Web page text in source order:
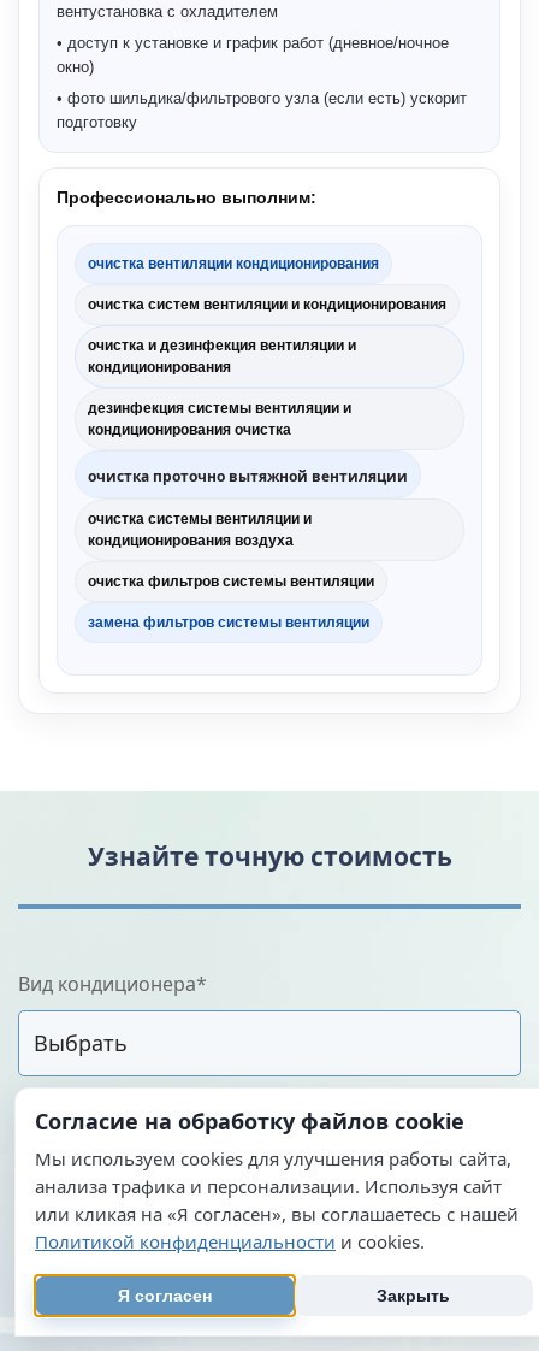
вентустановка с охладителем
• доступ к установке и график работ (дневное/ночное
окно)
• фото шильдика/фильтрового узла (если есть) ускорит
подготовку
Профессионально выполним:
очистка вентиляции кондиционирования
очистка систем вентиляции и кондиционирования
очистка и дезинфекция вентиляции и
кондиционирования
дезинфекция системы вентиляции и
кондиционирования очистка
очистка проточно вытяжной вентиляции
очистка системы вентиляции и
кондиционирования воздуха
очистка фильтров системы вентиляции
замена фильтров системы вентиляции
Узнайте точную стоимость
Вид кондиционера*
Охлаждает хорошо?*
нет
да
Количество кондиционеров*
Согласие на обработку файлов cookie
Мы используем cookies для улучшения работы сайта,
анализа трафика и персонализации. Используя сайт
или кликая на «Я согласен», вы соглашаетесь с нашей
Политикой конфиденциальности и cookies.
Я согласен Закрыть